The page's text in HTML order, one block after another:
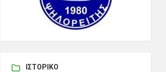
ΙΣΤΟΡΙΚΌ